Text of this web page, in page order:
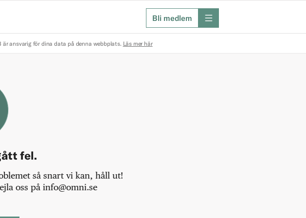
Bli medlem meny
är ansvarig för dina data på denna webbplats. Läs mer här
fel.
så snart vi kan, håll ut!
oss på info@omni.se